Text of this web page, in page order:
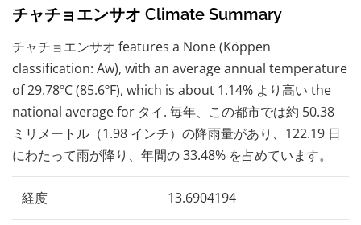
チャチョエンサオ Climate Summary
チャチョエンサオ features a None (Köppen
classification: Aw), with an average annual temperature
of 29.78ºC (85.6ºF), which is about 1.14% より高い the
national average for タイ. 毎年、この都市では約 50.38
ミリメートル（1.98 インチ）の降雨量があり、122.19 日
にわたって雨が降り、年間の 33.48% を占めています。
経度 13.6904194